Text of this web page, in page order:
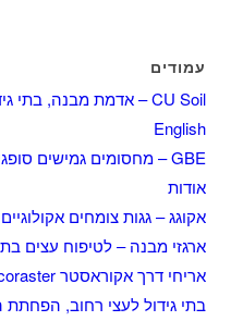
עמודים
CU Soil – אדמת מבנה, בתי גידול לעצי רחוב
English
GBE – מחסומים גמישים סופגי אנרגיה
אודות
אקוגג – גגות צומחים אקולוגיים
ארגזי מבנה – לטיפוח עצים
אריחי דרך אקוראסטר Ecoraster
בתי גידול לעצי רחוב, הפחתת